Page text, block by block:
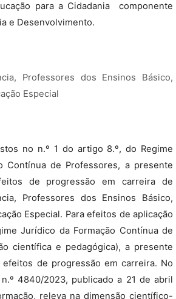
para a Cidadania  componente
e Desenvolvimento.
Professores dos Ensinos Básico,
Especial
no n.º 1 do artigo 8.º, do Regime
Contínua de Professores, a presente
de progressão em carreira de
Professores dos Ensinos Básico,
Especial. Para efeitos de aplicação
Jurídico da Formação Contínua de
científica e pedagógica), a presente
efeitos de progressão em carreira. No
4840/2023, publicado a 21 de abril
releva na dimensão científico-